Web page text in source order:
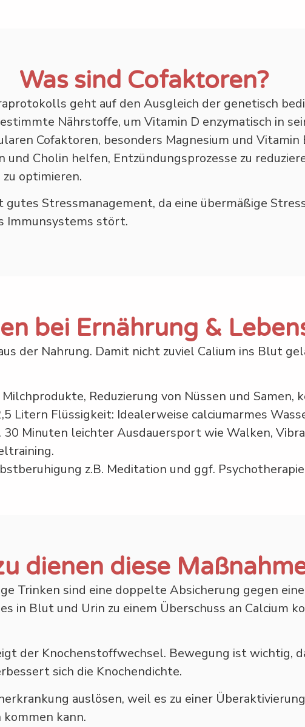
Was sind Cofaktoren?
geht auf den Ausgleich der genetisch
Nährstoffe, um Vitamin D enzymatisch in
Cofaktoren, besonders Magnesium und
und Cholin helfen, Entzündungsprozesse zu
optimieren.
Stressmanagement, da eine übermäßige
Immunsystems stört.
bei Ernährung &
der Nahrung. Damit nicht zuviel Calium ins Blut
Reduzierung von Nüssen und Samen,
Litern Flüssigkeit: Idealerweise calciumarmes
Minuten leichter Ausdauersport wie Walken,
z.B. Meditation und ggf.
dienen diese
Trinken sind eine doppelte Absicherung gegen
in Blut und Urin zu einem Überschuss an Calcium
der Knochenstoffwechsel. Bewegung ist wichtig,
sich die Knochendichte.
auslösen, weil es zu einer
kann.